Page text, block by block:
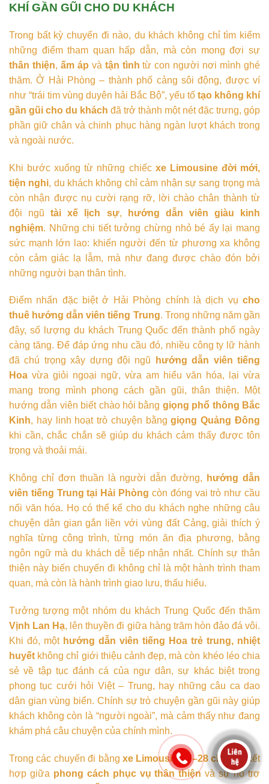
KHÍ GẦN GŨI CHO DU KHÁCH
Trong bất kỳ chuyến đi nào, du khách không chỉ tìm kiếm
những điểm tham quan hấp dẫn, mà còn mong đợi sự
thân thiện, ấm áp và tận tình từ con người nơi mình ghé
thăm. Ở Hải Phòng – thành phố cảng sôi động, được ví
như “trái tim vùng duyên hải Bắc Bộ”, yếu tố tạo không khí
gần gũi cho du khách đã trở thành một nét đặc trưng, góp
phần giữ chân và chinh phục hàng ngàn lượt khách trong
và ngoài nước.
Khi bước xuống từ những chiếc xe Limousine đời mới,
tiện nghi, du khách không chỉ cảm nhận sự sang trọng mà
còn nhận được nụ cười rạng rỡ, lời chào chân thành từ
đội ngũtài xế lịch sự,
hướng dẫn viên giàu kinh
nghiệm. Những chi tiết tưởng chừng nhỏ bé ấy lại mang
sức mạnh lớn lao: khiến người đến từ phương xa không
còn cảm giác lạ lẫm, mà như đang được chào đón bởi
những người bạn thân tình.
Điểm nhấn đặc biệt ở Hải Phòng chính là dịch vụ cho
thuê hướng dẫn viên tiếng Trung. Trong những năm gần
đây, số lượng du khách Trung Quốc đến thành phố ngày
càng tăng. Để đáp ứng nhu cầu đó, nhiều công ty lữ hành
đã chú trọng xây dựng đội ngũ
hướng dẫn viên tiếng
Hoa vừa giỏi ngoại ngữ, vừa am hiểu văn hóa, lại vừa
mang trong mình phong cách gần gũi, thân thiện. Một
hướng dẫn viên biết chào hỏi bằng giọng phổ thông Bắc
Kinh, hay linh hoạt trò chuyện bằnggiọng Quảng Đông
khi cần, chắc chắn sẽ giúp du khách cảm thấy được tôn
trọng và thoải mái.
Không chỉ đơn thuần là người dẫn đường,
hướng dẫn
viên tiếng Trung tại Hải Phòng còn đóng vai trò như cầu
nối văn hóa. Họ có thể kể cho du khách nghe những câu
chuyện dân gian gắn liền với vùng đất Cảng, giải thích ý
nghĩa từng công trình, từng món ăn địa phương, bằng
ngôn ngữ mà du khách dễ tiếp nhận nhất. Chính sự thân
thiện này biến chuyến đi không chỉ là một hành trình tham
quan, mà còn là hành trình giao lưu, thấu hiểu.
Tưởng tượng một nhóm du khách Trung Quốc đến thăm
Vịnh Lan Hạ, lên thuyền đi giữa hàng trăm hòn đảo đá vôi.
Khi đó, một hướng dẫn viên tiếng Hoa trẻ trung, nhiệt
huyết không chỉ giới thiệu cảnh đẹp, mà còn khéo léo chia
sẻ về tập tục đánh cá của ngư dân, sự khác biệt trong
phong tục cưới hỏi Việt – Trung, hay những câu ca dao
dân gian vùng biển. Chính sự trò chuyện gần gũi này giúp
khách không còn là “người ngoài”, mà cảm thấy như đang
khám phá câu chuyện của chính mình.
Trong các chuyến đi bằng xe Limousine 7–28 chỗ, sự kết
hợp giữa phong cách phục vụ thân thiện và sự hỗ trợ